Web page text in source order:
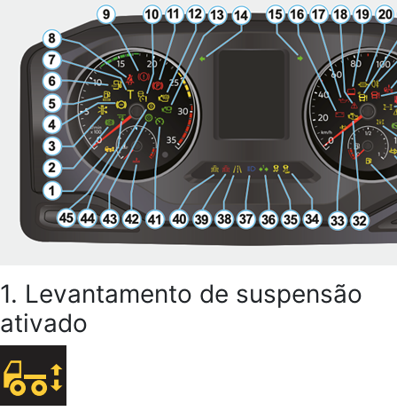
1. Levantamento de suspensão
ativado